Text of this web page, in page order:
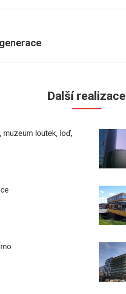
Další realizace
muzeum loutek, loď,